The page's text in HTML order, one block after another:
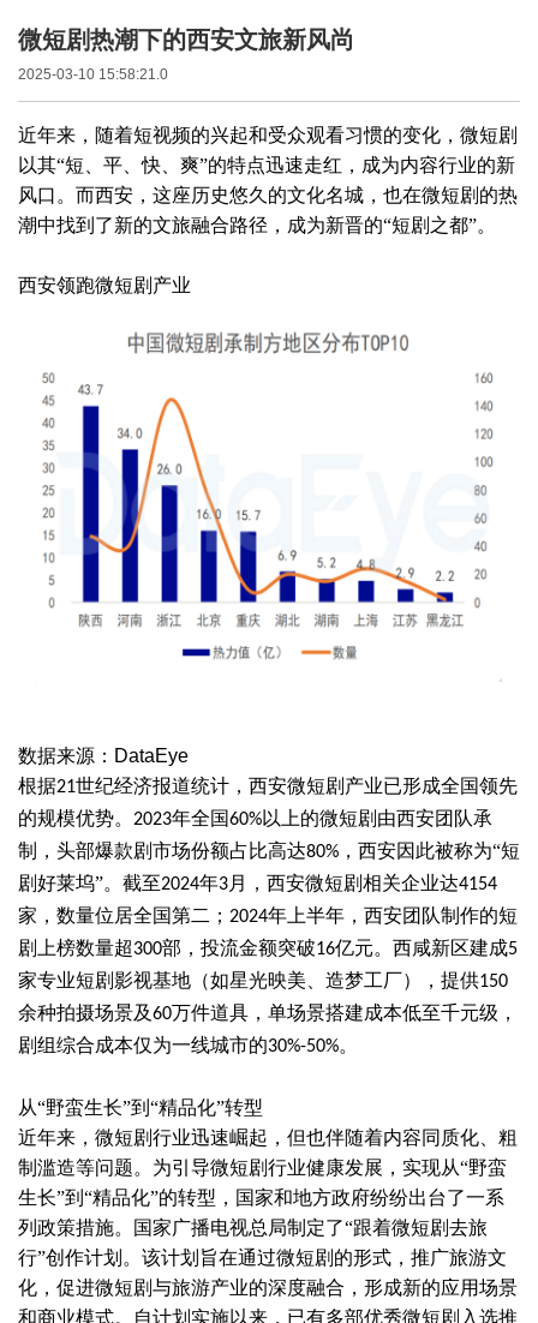
微短剧热潮下的西安文旅新风尚
2025-03-10 15:58:21.0
近年来，随着短视频的兴起和受众观看习惯的变化，微短剧
以其“短、平、快、爽”的特点迅速走红，成为内容行业的新
风口。而西安，这座历史悠久的文化名城，也在微短剧的热
潮中找到了新的文旅融合路径，成为新晋的“短剧之都”。
西安领跑微短剧产业
数据来源：DataEye
根据21世纪经济报道统计，西安微短剧产业已形成全国领先
的规模优势。 2023年全国60%以上的微短剧由西安团队承
制，头部爆款剧市场份额占比高达80% ，西安因此被称为“短
剧好莱坞”。截至2024年3月，西安微短剧相关企业达4154
家，数量位居全国第二； 2024年上半年，西安团队制作的短
剧上榜数量超300部，投流金额突破16亿元。西咸新区建成5
家专业短剧影视基地（如星光映美、造梦工厂），提供150
余种拍摄场景及60万件道具，单场景搭建成本低至千元级，
剧组综合成本仅为一线城市的30%-50%。
从“野蛮生长”到“精品化”转型
近年来，微短剧行业迅速崛起，但也伴随着内容同质化、粗
制滥造等问题。为引导微短剧行业健康发展，实现从“野蛮
生长”到“精品化”的转型，国家和地方政府纷纷出台了一系
列政策措施。国家广播电视总局制定了“跟着微短剧去旅
行”创作计划。该计划旨在通过微短剧的形式，推广旅游文
化，促进微短剧与旅游产业的深度融合，形成新的应用场景
和商业模式。自计划实施以来，已有多部优秀微短剧入选推